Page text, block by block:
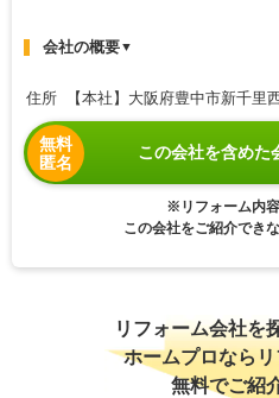
会社の概要▼
住所 【本社】大阪府豊中市新千里
無料
匿名
この会社を含めた
※リフォーム内容
この会社をご紹介でき
リフォーム会社を
ホームプロなら
無料でご紹